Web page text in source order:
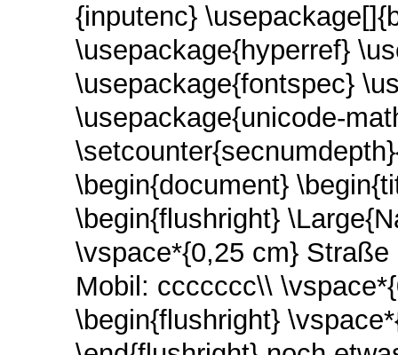
{inputenc}
\usepackage{hyperref}
\usepackage{fontspec}
\usepackage{unicode-
\begin{document}
\begin{flushright}
\vspace*{0,25 cm}
Mobil: ccccccc\\
\begin{flushright}